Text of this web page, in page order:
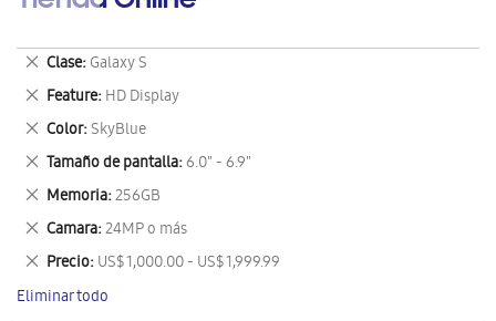
Clase Galaxy S
Eliminar
este
artículo
Feature HD Display
Eliminar
este
artículo
Color SkyBlue
Eliminar
este
artículo
Tamaño de pantalla 6.0" - 6.9"
Eliminar
este
artículo
Memoria 256GB
Eliminar
este
artículo
Camara 24MP o más
Eliminar
este
artículo
Precio US$ 1,000.00 - US$ 1,999.99
Eliminar
este
artículo
Eliminar todo